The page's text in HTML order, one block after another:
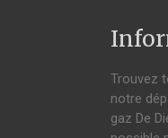
Trouvez
notre
gaz De